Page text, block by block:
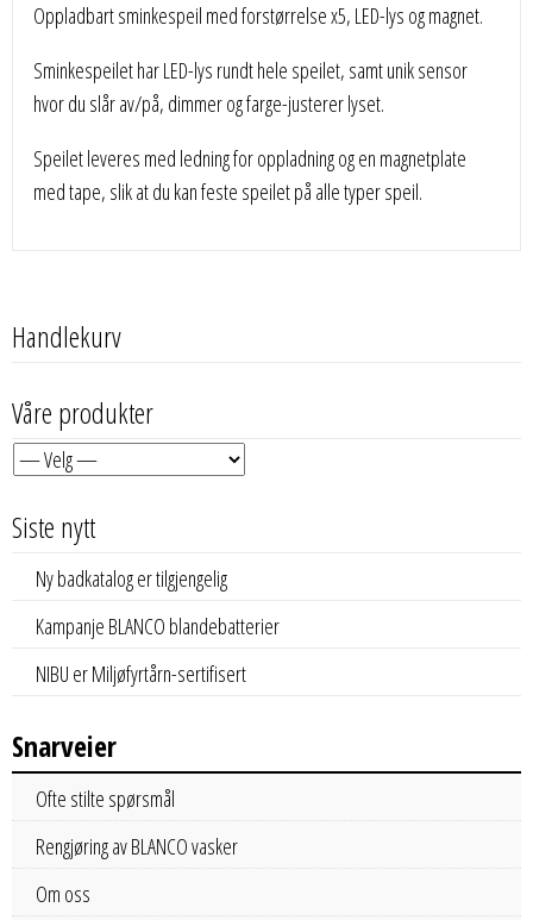
Oppladbart sminkespeil med forstørrelse x5, LED-lys og magnet.
Sminkespeilet har LED-lys rundt hele speilet, samt unik sensor
hvor du slår av/på, dimmer og farge-justerer lyset.
Speilet leveres med ledning for oppladning og en magnetplate
med tape, slik at du kan feste speilet på alle typer speil.
Handlekurv
Våre produkter
Siste nytt
Ny badkatalog er tilgjengelig
Kampanje BLANCO blandebatterier
NIBU er Miljøfyrtårn-sertifisert
Snarveier
Ofte stilte spørsmål
Rengjøring av BLANCO vasker
Om oss